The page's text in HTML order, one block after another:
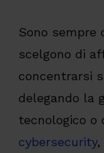
Sono sempre
scelgono di
concentrarsi
delegando la
tecnologico o
cybersecurity,